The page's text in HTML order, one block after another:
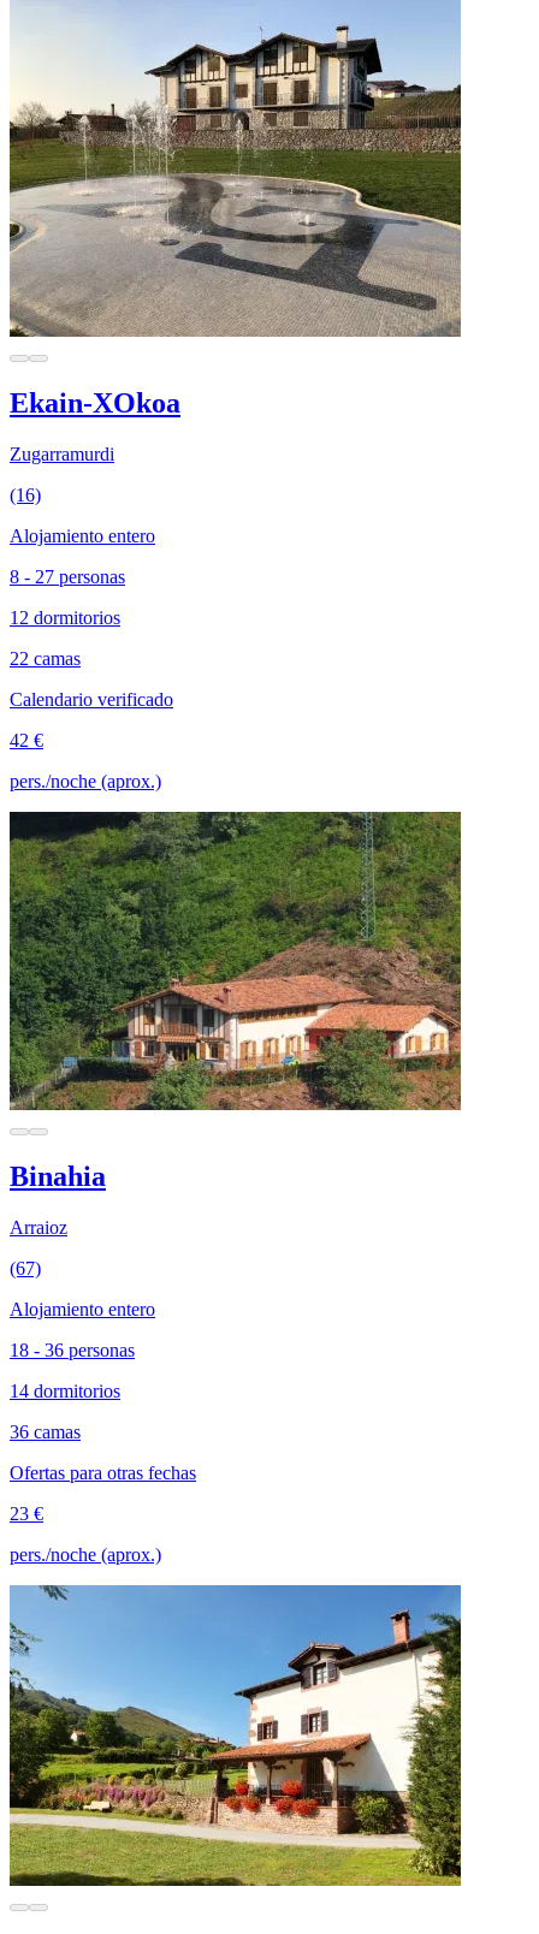
Ekain-XOkoa
Zugarramurdi
(16)
Alojamiento entero
8 - 27 personas
12 dormitorios
22 camas
Calendario verificado
42 €
pers./noche (aprox.)
Binahia
Arraioz
(67)
Alojamiento entero
18 - 36 personas
14 dormitorios
36 camas
Ofertas para otras fechas
23 €
pers./noche (aprox.)